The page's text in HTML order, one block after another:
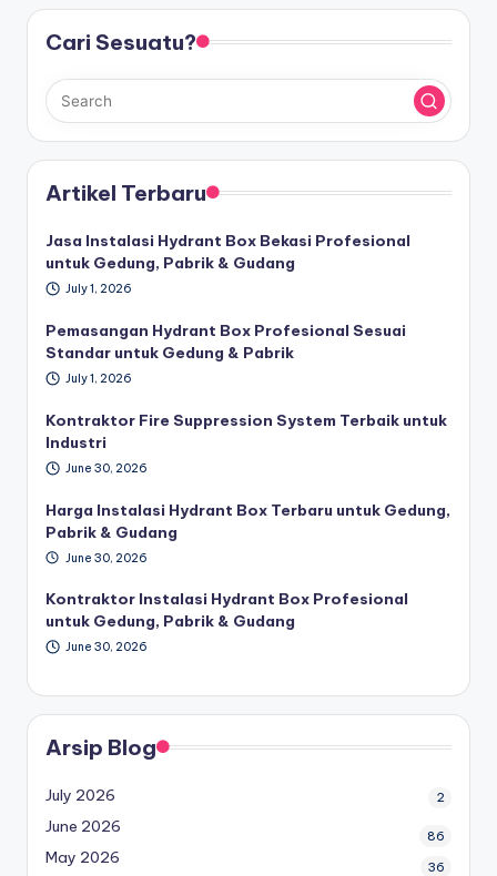
Cari Sesuatu?
Artikel Terbaru
Jasa Instalasi Hydrant Box Bekasi Profesional
untuk Gedung, Pabrik & Gudang
July 1, 2026
Pemasangan Hydrant Box Profesional Sesuai
Standar untuk Gedung & Pabrik
July 1, 2026
Kontraktor Fire Suppression System Terbaik untuk
Industri
June 30, 2026
Harga Instalasi Hydrant Box Terbaru untuk Gedung,
Pabrik & Gudang
June 30, 2026
Kontraktor Instalasi Hydrant Box Profesional
untuk Gedung, Pabrik & Gudang
June 30, 2026
Arsip Blog
July 2026 2
June 2026 86
May 2026 36